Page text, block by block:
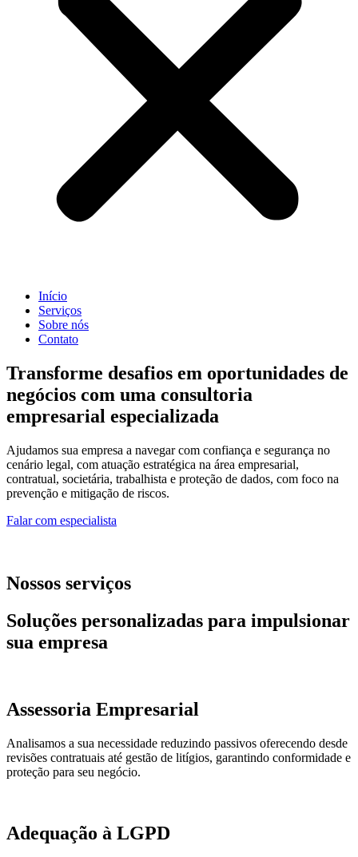
Início
Serviços
Sobre nós
Contato
Transforme desafios em oportunidades de
negócios com uma consultoria
empresarial especializada
Ajudamos sua empresa a navegar com confiança e segurança no
cenário legal, com atuação estratégica na área empresarial,
contratual, societária, trabalhista e proteção de dados, com foco na
prevenção e mitigação de riscos.
Falar com especialista
Nossos serviços
Soluções personalizadas para impulsionar
sua empresa
Assessoria Empresarial
Analisamos a sua necessidade reduzindo passivos oferecendo desde
revisões contratuais até gestão de litígios, garantindo conformidade e
proteção para seu negócio.
Adequação à LGPD